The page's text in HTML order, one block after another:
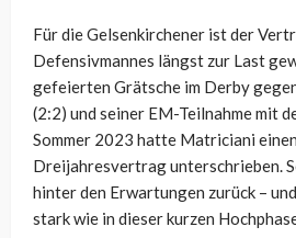
Für die Gelsenkirchener ist der
Defensivmannes längst zur Last
gefeierten Grätsche im Derby
(2:2) und seiner EM-Teilnahme mit
Sommer 2023 hatte Matriciani
Dreijahresvertrag unterschrieben.
hinter den Erwartungen zurück –
stark wie in dieser kurzen